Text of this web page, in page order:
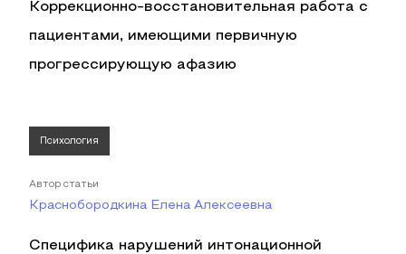
Коррекционно-восстановительная работа с
пациентами, имеющими первичную
прогрессирующую афазию
Психология
Автор статьи
Краснобородкина Елена Алексеевна
Специфика нарушений интонационной